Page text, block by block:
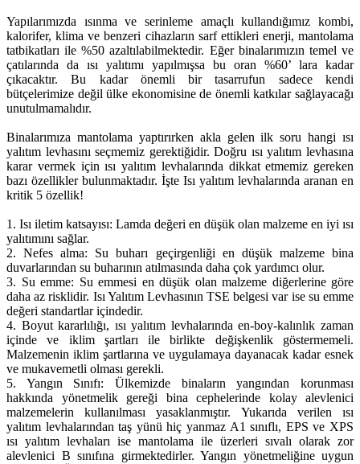
Yapılarımızda ısınma ve serinleme amaçlı kullandığımız kombi,
kalorifer, klima ve benzeri cihazların sarf ettikleri enerji, mantolama
tatbikatları ile %50 azaltılabilmektedir. Eğer binalarımızın temel ve
çatılarında da ısı yalıtımı yapılmışsa bu oran %60’ lara kadar
çıkacaktır. Bu kadar önemli bir tasarrufun sadece kendi
bütçelerimize değil ülke ekonomisine de önemli katkılar sağlayacağı
unutulmamalıdır.
Binalarımıza mantolama yaptırırken akla gelen ilk soru hangi ısı
yalıtım levhasını seçmemiz gerektiğidir. Doğru ısı yalıtım levhasına
karar vermek için ısı yalıtım levhalarında dikkat etmemiz gereken
bazı özellikler bulunmaktadır. İşte Isı yalıtım levhalarında aranan en
kritik 5 özellik!
1. Isı iletim katsayısı: Lamda değeri en düşük olan malzeme en iyi ısı
yalıtımını sağlar.
2. Nefes alma: Su buharı geçirgenliği en düşük malzeme bina
duvarlarından su buharının atılmasında daha çok yardımcı olur.
3. Su emme: Su emmesi en düşük olan malzeme diğerlerine göre
daha az risklidir. Isı Yalıtım Levhasının TSE belgesi var ise su emme
değeri standartlar içindedir.
4. Boyut kararlılığı, ısı yalıtım levhalarında en-boy-kalınlık zaman
içinde ve iklim şartları ile birlikte değişkenlik göstermemeli.
Malzemenin iklim şartlarına ve uygulamaya dayanacak kadar esnek
ve mukavemetli olması gerekli.
5. Yangın Sınıfı: Ülkemizde binaların yangından korunması
hakkında yönetmelik gereği bina cephelerinde kolay alevlenici
malzemelerin kullanılması yasaklanmıştır. Yukarıda verilen ısı
yalıtım levhalarından taş yünü hiç yanmaz A1 sınıflı, EPS ve XPS
ısı yalıtım levhaları ise mantolama ile üzerleri sıvalı olarak zor
alevlenici B sınıfına girmektedirler. Yangın yönetmeliğine uygun